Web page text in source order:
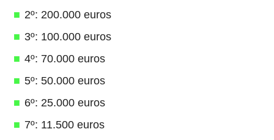
2º: 200.000 euros
3º: 100.000 euros
4º: 70.000 euros
5º: 50.000 euros
6º: 25.000 euros
7º: 11.500 euros